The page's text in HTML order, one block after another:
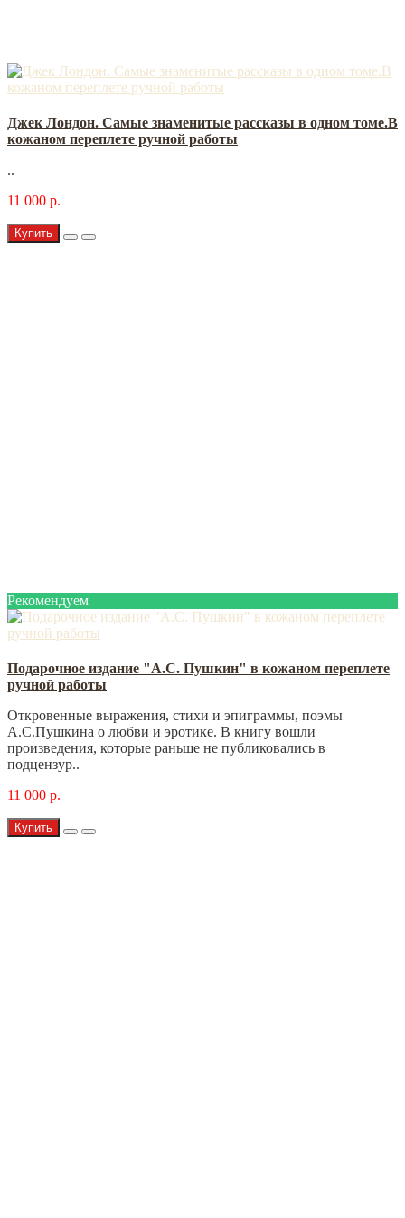
Джек Лондон. Самые знаменитые рассказы в одном томе.В
кожаном переплете ручной работы
..
11 000 р.
Купить
Рекомендуем
Подарочное издание "А.С. Пушкин" в кожаном переплете
ручной работы
Откровенные выражения, стихи и эпиграммы, поэмы
А.С.Пушкина о любви и эротике. В книгу вошли
произведения, которые раньше не публиковались в
подцензур..
11 000 р.
Купить